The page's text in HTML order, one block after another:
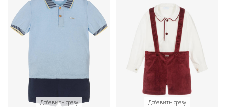
Добавить сразу Добавить сразу